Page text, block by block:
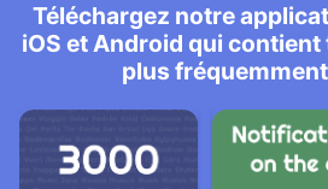
Téléchargez notre
iOS et Android qui
plus